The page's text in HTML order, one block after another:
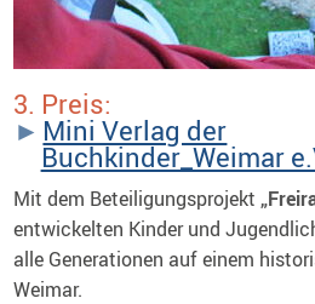
3. Preis:
Mini ­Verlag der
Buchkinder_Weimar
Mit dem Beteiligungsprojekt
entwickelten Kinder und
alle Generationen auf einem
Weimar.